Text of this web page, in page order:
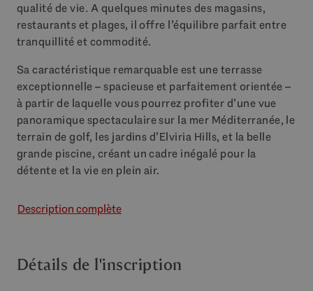
qualité de vie. A quelques minutes des magasins,
restaurants et plages, il offre l’équilibre parfait entre
tranquillité et commodité.
Sa caractéristique remarquable est une terrasse
exceptionnelle – spacieuse et parfaitement orientée –
à partir de laquelle vous pourrez profiter d’une vue
panoramique spectaculaire sur la mer Méditerranée, le
terrain de golf, les jardins d’Elviria Hills, et la belle
grande piscine, créant un cadre inégalé pour la
détente et la vie en plein air.
Description complète
Détails de l'inscription